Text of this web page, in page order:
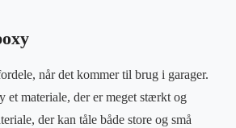
når det kommer til brug i garager.
et materiale, der er meget stærkt og
der kan tåle både store og små